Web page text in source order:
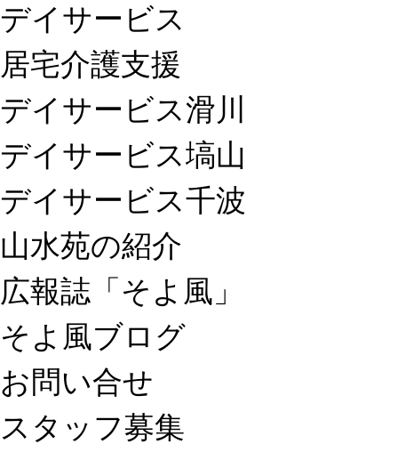
デイサービス
居宅介護支援
デイサービス滑川
デイサービス塙山
デイサービス千波
山水苑の紹介
広報誌「そよ風」
そよ風ブログ
お問い合せ
スタッフ募集